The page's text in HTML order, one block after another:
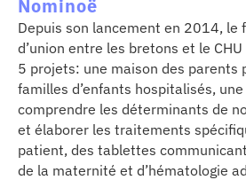
Nominoë
Depuis son lancement en 2014, le
d’union entre les bretons et le
5 projets: une maison des parents
familles d’enfants hospitalisés,
comprendre les déterminants de
et élaborer les traitements
patient, des tablettes
de la maternité et d’hématologie